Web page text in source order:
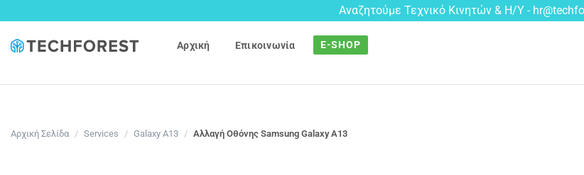
Αναζητούμε Τεχνικό Κινητών & Η/Υ -
Αρχική Επικοινωνία E-SHOP
Αρχική Σελίδα / Services / Galaxy A13 / Αλλαγή Οθόνης Samsung Galaxy A13